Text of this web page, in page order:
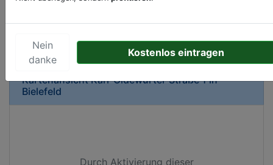
Ihren Wettbewerbern abheben.
KartenansichtKarl-Oldewurtel-Straße 1in
Bielefeld
Durch Aktivierung dieser
Nein
danke
Kostenlos eintragen